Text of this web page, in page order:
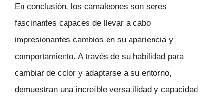
En conclusión, los camaleones son seres
fascinantes capaces de llevar a cabo
impresionantes cambios en su apariencia y
comportamiento. A través de su habilidad para
cambiar de color y adaptarse a su entorno,
demuestran una increíble versatilidad y capacidad